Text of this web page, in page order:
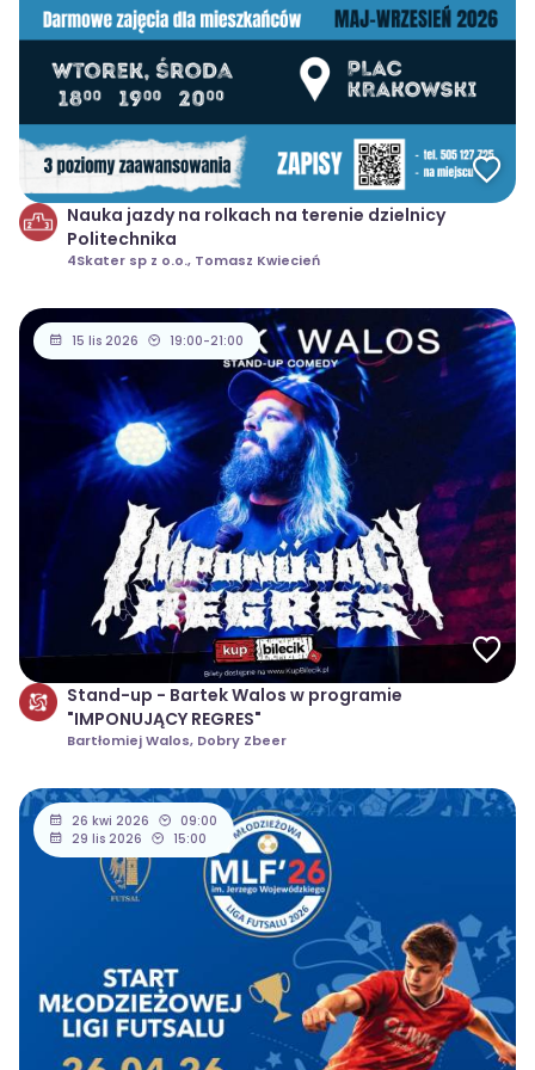
Nauka jazdy na rolkach na terenie dzielnicy
Politechnika
4Skater sp z o.o., Tomasz Kwiecień
15 lis 2026 19:00-21:00
Stand-up - Bartek Walos w programie
"IMPONUJĄCY REGRES"
Bartłomiej Walos, Dobry Zbeer
26 kwi 2026
09:00
29 lis 2026
15:00